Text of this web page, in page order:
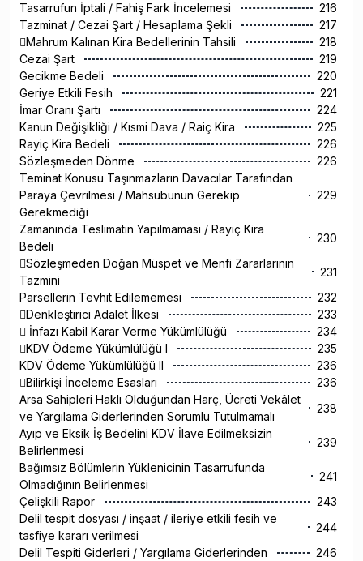
Tasarrufun İptali / Fahiş Fark İncelemesi
216
Tazminat / Cezai Şart / Hesaplama Şekli
217
Mahrum Kalınan Kira Bedellerinin Tahsili
218
Cezai Şart
219
Gecikme Bedeli
220
Geriye Etkili Fesih
221
İmar Oranı Şartı
224
Kanun Değişikliği / Kısmi Dava / Raiç Kira
225
Rayiç Kira Bedeli
226
Sözleşmeden Dönme
226
Teminat Konusu Taşınmazların Davacılar Tarafından
Paraya Çevrilmesi / Mahsubunun Gerekip
Gerekmediği
229
Zamanında Teslimatın Yapılmaması / Rayiç Kira
Bedeli
230
Sözleşmeden Doğan Müspet ve Menfi Zararlarının
Tazmini
231
Parsellerin Tevhit Edilememesi
232
Denkleştirici Adalet İlkesi
233
 İnfazı Kabil Karar Verme Yükümlülüğü
234
KDV Ödeme Yükümlülüğü I
235
KDV Ödeme Yükümlülüğü II
236
Bilirkişi İnceleme Esasları
236
Arsa Sahipleri Haklı Olduğundan Harç, Ücreti Vekâlet
ve Yargılama Giderlerinden Sorumlu Tutulmamalı
238
Ayıp ve Eksik İş Bedelini KDV İlave Edilmeksizin
Belirlenmesi
239
Bağımsız Bölümlerin Yüklenicinin Tasarrufunda
Olmadığının Belirlenmesi
241
Çelişkili Rapor
243
Delil tespit dosyası / inşaat / ileriye etkili fesih ve
tasfiye kararı verilmesi
244
Delil Tespiti Giderleri / Yargılama Giderlerinden
246